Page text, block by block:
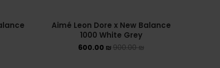
ADIDAS SPEZIAL
ADIDAS KIDS
Aimé Leon Dore x New Balance
1000 White Grey
900.00₪
600.00 ₪